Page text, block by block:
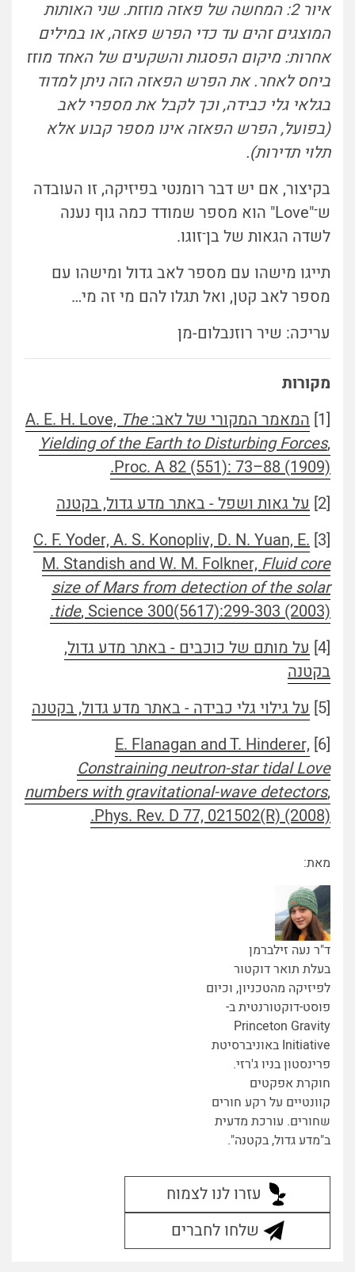
איור 2: המחשה של פאזה מוזזת. שני האותות
המוצגים זהים עד כדי הפרש פאזה, או במילים
אחרות: מיקום הפסגות והשקעים של האחד מוזז
ביחס לאחר. את הפרש הפאזה הזה ניתן למדוד
בגלאי גלי כבידה, וכך לקבל את מספרי לאב
(בפועל, הפרש הפאזה אינו מספר קבוע אלא
תלוי תדירות).
בקיצור, אם יש דבר רומנטי בפיזיקה, זו העובדה
ש־"Love" הוא מספר שמודד כמה גוף נענה
לשדה הגאות של בן־זוגו.
תייגו מישהו עם מספר לאב גדול ומישהו עם
מספר לאב קטן, ואל תגלו להם מי זה מי…
עריכה: שיר רוזנבלום-מן
מקורות
[1]
המאמר המקורי של לאב: A. E. H. Love,The
Yielding of the Earth to Disturbing Forces,
Proc. A 82 (551): 73–88 (1909).
[2]
על גאות ושפל - באתר מדע גדול, בקטנה
[3]
C. F. Yoder, A. S. Konopliv, D. N. Yuan, E.
M. Standish and W. M. Folkner,Fluid core
size of Mars from detection of the solar
tide, Science 300(5617):299-303 (2003).
[4]
על מותם של כוכבים - באתר מדע גדול,
בקטנה
[5]
על גילוי גלי כבידה - באתר מדע גדול, בקטנה
[6]
E. Flanagan and T. Hinderer,
Constraining neutron-star tidal Love
numbers with gravitational-wave detectors,
Phys. Rev. D 77, 021502(R) (2008).
מאת:
ד"ר נעה זילברמן
בעלת תואר דוקטור
לפיזיקה מהטכניון, וכיום
פוסט-דוקטורנטית ב-
Princeton Gravity
Initiative באוניברסיטת
פרינסטון בניו ג'רזי.
חוקרת אפקטים
קוונטיים על רקע חורים
שחורים. עורכת מדעית
ב"מדע גדול, בקטנה".
עזרו לנו לצמוח
שלחו לחברים